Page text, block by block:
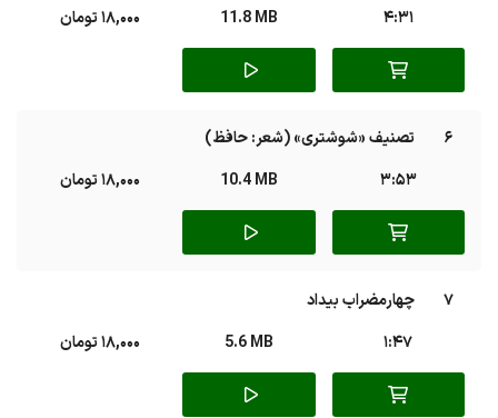
4:31
11.8 MB 18,000 تومان
6
تصنیف «شوشتری» (شعر: حافظ)
3:53
10.4 MB 18,000 تومان
7
چهارمضراب بیداد
1:47
5.6 MB 18,000 تومان